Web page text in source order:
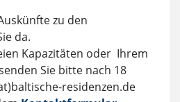
zu den
da.
Kapazitäten oder Ihrem
Sie bitte nach 18
residenzen.de